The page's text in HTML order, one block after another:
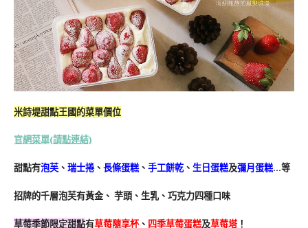
米詩堤甜點王國的菜單價位
官網菜單(請點連結)
甜點有泡芙 、 瑞士捲、 長條蛋糕 、 手工餅乾、 生日蛋糕及彌月蛋糕…等
招牌的千層泡芙有黃金、 芋頭、生乳、巧克力四種口味
草莓季節限定甜點有草莓隨享杯、 四季草莓蛋糕及草莓塔！